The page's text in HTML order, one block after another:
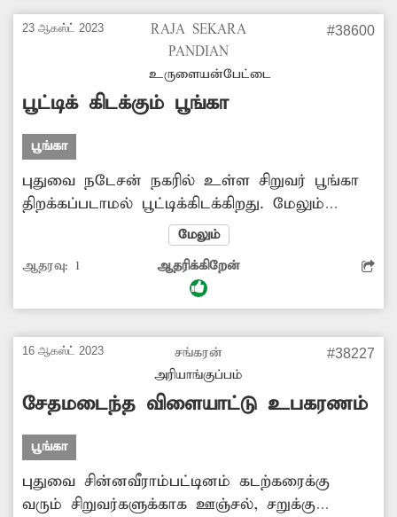
23 ஆகஸ்ட் 2023
RAJA SEKARA
PANDIAN
உருளையன்பேட்டை
#38600
பூட்டிக் கிடக்கும் பூங்கா
பூங்கா
புதுவை நடேசன் நகரில் உள்ள சிறுவர் பூங்கா
திறக்கப்படாமல் பூட்டிக்கிடக்கிறது. மேலும்
பூங்காவை சுற்றி கழிவுநீர் குளம்போல் தேங்கி
கிடக்கிறது. எனவே சம்பந்தப்பட்ட அதிகாரிகள்
பூங்காவை செயல்பாட்டிற்கு கொண்டு வர
நடவடிக்கை எடுக்க வேண்டும்.
மேலும்
ஆதரவு: 1 ஆதரிக்கிறேன்
16 ஆகஸ்ட் 2023
சங்கரன்
அரியாங்குப்பம்
#38227
சேதமடைந்த விளையாட்டு உபகரணம்
பூங்கா
புதுவை சின்னவீராம்பட்டினம் கடற்கரைக்கு
வரும் சிறுவர்களுக்காக ஊஞ்சல், சறுக்கு